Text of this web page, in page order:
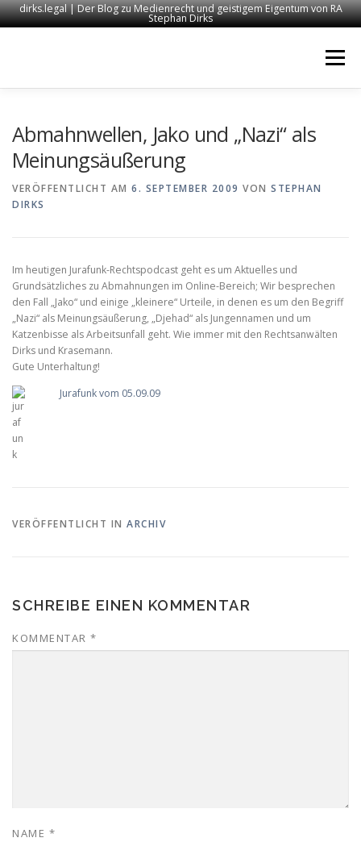
dirks.legal | Der Blog zu Medienrecht und geistigem Eigentum von RA
Stephan Dirks
Menü
Abmahnwellen, Jako und „Nazi“ als
Meinungsäußerung
VERÖFFENTLICHT AM 6. SEPTEMBER 2009 VON STEPHAN
DIRKS
Im heutigen Jurafunk-Rechtspodcast geht es um Aktuelles und
Grundsätzliches zu Abmahnungen im Online-Bereich; Wir besprechen
den Fall „Jako“ und einige „kleinere“ Urteile, in denen es um den Begriff
„Nazi“ als Meinungsäußerung, „Djehad“ als Jungennamen und um
Katzenbisse als Arbeitsunfall geht. Wie immer mit den Rechtsanwälten
Dirks und Krasemann.
Gute Unterhaltung!
Jurafunk vom 05.09.09
VERÖFFENTLICHT IN ARCHIV
SCHREIBE EINEN KOMMENTAR
KOMMENTAR *
NAME *